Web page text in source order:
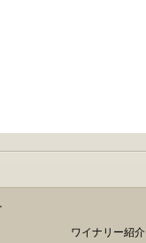
ワイナリー紹介